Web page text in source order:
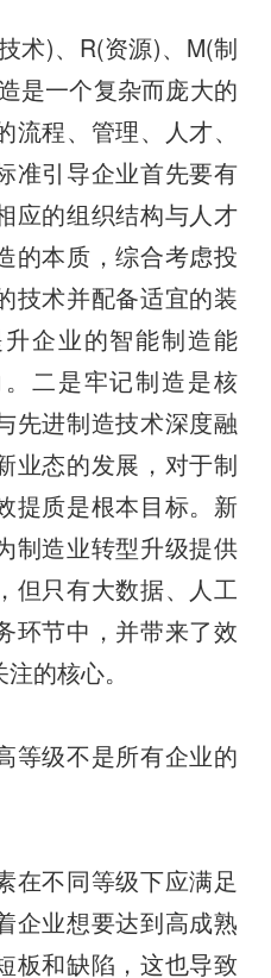
术)、R(资源)、M(制
是一个复杂而庞大的
程、管理、人才、
准引导企业首先要有
应的组织结构与人才
的本质，综合考虑投
技术并配备适宜的装
企业的智能制造能
二是牢记制造是核
先进制造技术深度融
业态的发展，对于制
提质是根本目标。新
制造业转型升级提供
但只有大数据、人工
环节中，并带来了效
的核心。
等级不是所有企业的
在不同等级下应满足
企业想要达到高成熟
板和缺陷，这也导致